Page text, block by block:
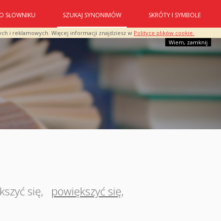
i reklamowych. Więcej informacji znajdziesz w Polityce plików cookie.
Wiem, zamknij
O SŁOWNIKU SZUKAJ SYNONIMÓW SKRÓTY I SYMBOLE
się, powiększyć się,